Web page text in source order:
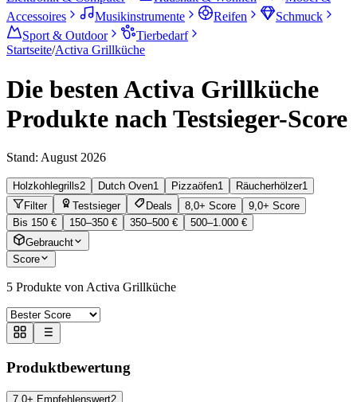
Accessoires
Musikinstrumente Reifen
Schmuck
Sport & Outdoor
Tierbedarf
Startseite/Activa Grillküche
Die besten Activa Grillküche
Produkte nach Testsieger-Score
Stand: August 2026
Holzkohlegrills2 Dutch Oven1 Pizzaöfen1 Räucherhölzer1
Filter
Testsieger Deals 8,0+ Score
9,0+ Score
Bis 150 €
150–350 € 350–500 €
500–1.000 €
Gebraucht
Score
5 Produkte von Activa Grillküche
Produktbewertung
7,0+ Empfehlenswert2